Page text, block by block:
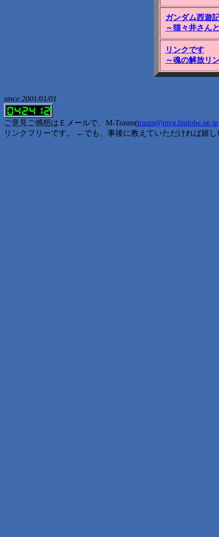
ガンダム西遊
～猫々井さん
リンクです
～魂の解放リ
since 2001/01/01
ご意見ご感想はＥメールで、M-Traum(traum@mvg.biglobe.ne.jp
リンクフリーです。 ←でも、事後に教えていただければ嬉し